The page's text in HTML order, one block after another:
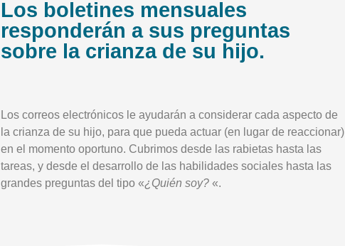
Los boletines mensuales
responderán a sus preguntas
sobre la crianza de su hijo.
Los correos electrónicos le ayudarán a considerar cada aspecto de
la crianza de su hijo, para que pueda actuar (en lugar de reaccionar)
en el momento oportuno. Cubrimos desde las rabietas hasta las
tareas, y desde el desarrollo de las habilidades sociales hasta las
grandes preguntas del tipo «¿Quién soy? «.